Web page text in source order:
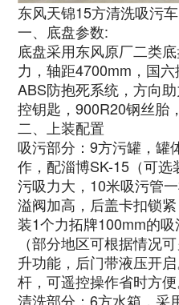
东风天锦15方清洗吸污车
一、底盘参数:
底盘采用东风原厂二类
力，轴距4700mm，国
ABS防抱死系统，方向
控钥匙，900R20钢丝胎
二、上装配置
吸污部分：9方污罐，罐
作，配淄博SK-15（可
污吸力大，10米吸污管
溢阀加高，后盖卡扣锁
装1个力拓牌100mm的
（部分地区可根据情况
升功能，后门带液压开
杆，可遥控操作省时方便
清洗部分：6方水箱，采